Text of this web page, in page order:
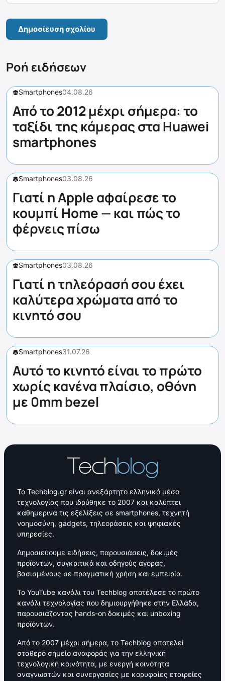
Ροή ειδήσεων
Smartphones04.08.26
Από το 2012 μέχρι σήμερα: το
ταξίδι της κάμερας στα Huawei
smartphones
Smartphones03.08.26
Γιατί η Apple αφαίρεσε το
κουμπί Home — και πώς το
φέρνεις πίσω
Smartphones03.08.26
Γιατί η τηλεόρασή σου έχει
καλύτερα χρώματα από το
κινητό σου
Smartphones31.07.26
Αυτό το κινητό είναι το πρώτο
χωρίς κανένα πλαίσιο, οθόνη
με 0mm bezel
Το Techblog.gr είναι ανεξάρτητο ελληνικό μέσο
τεχνολογίας που ιδρύθηκε το 2007 και καλύπτει
καθημερινά τις εξελίξεις σε smartphones, τεχνητή
νοημοσύνη, gadgets, τηλεοράσεις και ψηφιακές
υπηρεσίες.
Δημοσιεύουμε ειδήσεις, παρουσιάσεις, δοκιμές
προϊόντων, συγκριτικά και οδηγούς αγοράς,
βασισμένους σε πραγματική χρήση και εμπειρία.
Το YouTube κανάλι του Techblog αποτέλεσε το πρώτο
κανάλι τεχνολογίας που δημιουργήθηκε στην Ελλάδα,
παρουσιάζοντας hands-on δοκιμές και unboxing
προϊόντων.
Από το 2007 μέχρι σήμερα, το Techblog αποτελεί
σταθερό σημείο αναφοράς για την ελληνική
τεχνολογική κοινότητα, με ενεργή κοινότητα
αναγνωστών και συνεργασίες με κορυφαίες εταιρείες